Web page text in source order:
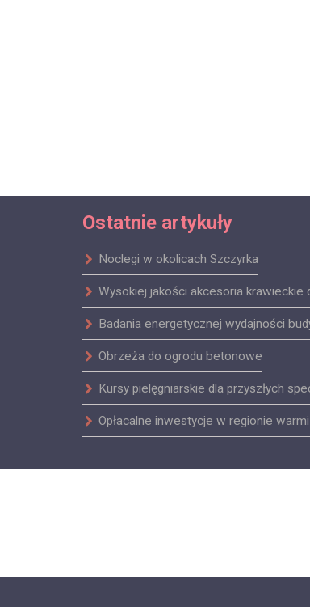
Ostatnie artykuły
Noclegi w okolicach Szczyrka
Wysokiej jakości akcesoria krawieckie
Badania energetycznej wydajności
Obrzeża do ogrodu betonowe
Kursy pielęgniarskie dla przyszłych
Opłacalne inwestycje w regionie